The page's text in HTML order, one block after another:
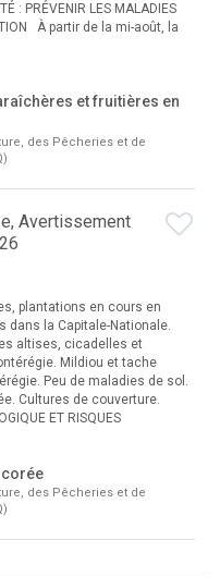
: PRÉVENIR LES MALADIES
À partir de la mi-août, la
et fruitières en
des Pêcheries et de
Avertissement
plantations en cours en
dans la Capitale-Nationale.
altises, cicadelles et
Mildiou et tache
Peu de maladies de sol.
Cultures de couverture.
ET RISQUES
des Pêcheries et de